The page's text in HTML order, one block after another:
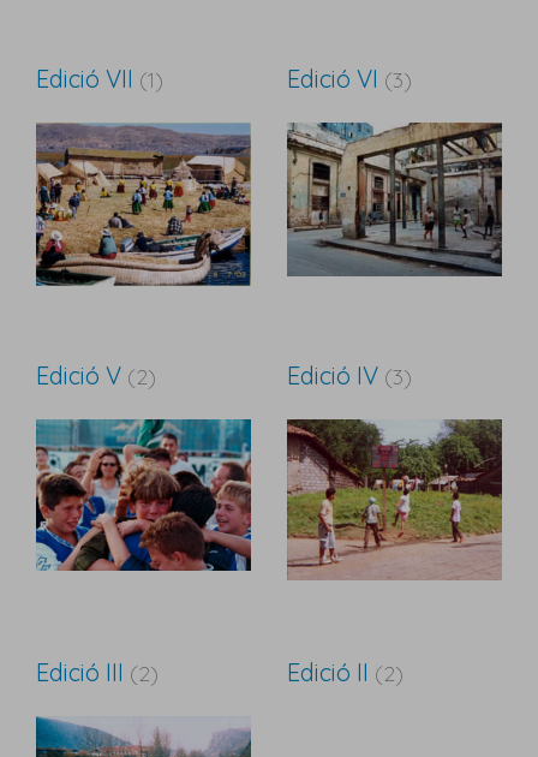
Edició VII (1) Edició VI (3)
Edició V (2) Edició IV (3)
Edició III (2) Edició II (2)